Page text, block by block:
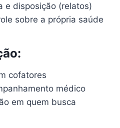
e disposição (relatos)
sobre a própria saúde
cofatores
médico
em quem busca